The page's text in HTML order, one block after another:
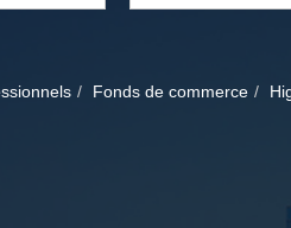
Fonds de commerce